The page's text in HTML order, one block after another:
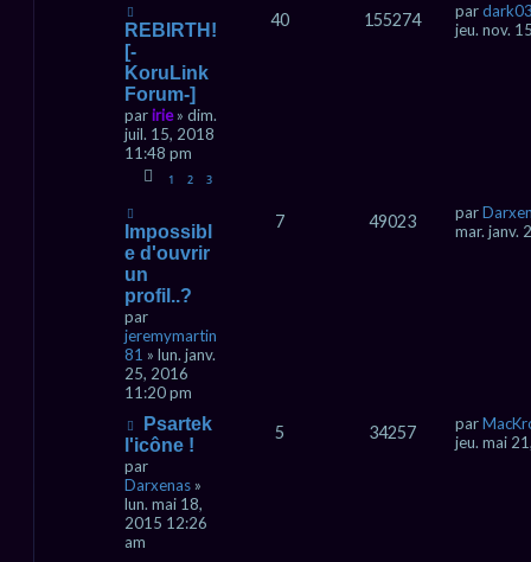
REBIRTH!
[-
KoruLink
Forum-]
paririe» dim.
juil. 15, 2018
11:48 pm
1 2 3
40 155274 par
jeu. nov.
Impossibl
e d'ouvrir
un
profil..?
par
jeremymartin
81 » lun. janv.
25, 2016
11:20 pm
7 49023 par
mar. janv.
Psartek
l'icône !
par
Darxenas »
lun. mai 18,
2015 12:26
am
5 34257 par
jeu. mai